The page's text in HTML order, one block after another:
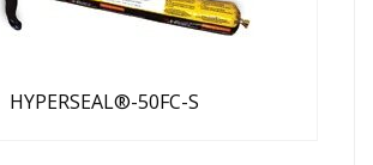
HYPERSEAL®-50FC-S